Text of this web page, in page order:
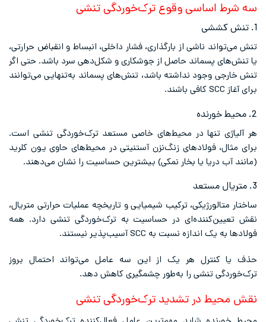
سه شرط اساسی وقوع ترک‌خوردگی تنشی
1. تنش کششی
تنش می‌تواند ناشی از بارگذاری، فشار داخلی، انبساط و انقباض حرارتی،
یا تنش‌های پسماند حاصل از جوشکاری و شکل‌دهی سرد باشد. حتی اگر
تنش خارجی وجود نداشته باشد، تنش‌های پسماند به‌تنهایی می‌توانند
برای آغاز SCC کافی باشند.
2. محیط خورنده
هر آلیاژی تنها در محیط‌های خاصی مستعد ترک‌خوردگی تنشی است.
برای مثال، فولادهای زنگ‌نزن آستنیتی در محیط‌های حاوی یون کلرید
(مانند آب دریا یا بخار نمکی) بیشترین حساسیت را نشان می‌دهند.
3. متریال مستعد
ساختار متالورژیکی، ترکیب شیمیایی و تاریخچه عملیات حرارتی متریال،
نقش تعیین‌کننده‌ای در حساسیت به ترک‌خوردگی تنشی دارد. همه
فولادها به یک اندازه نسبت به SCC آسیب‌پذیر نیستند.
حذف یا کنترل هر یک از این سه عامل می‌تواند احتمال بروز
ترک‌خوردگی تنشی را به‌طور چشمگیری کاهش دهد.
نقش محیط در تشدید ترک‌خوردگی تنشی